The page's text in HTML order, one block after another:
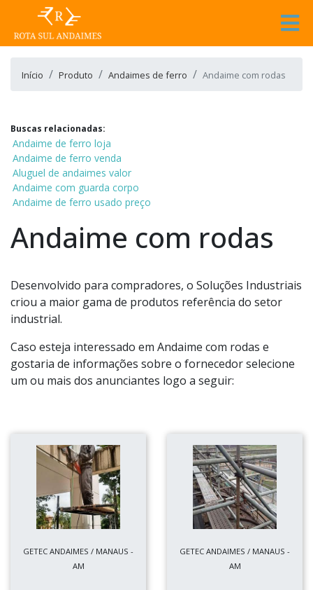
Início Produto Andaimes de ferro Andaime com rodas
Buscas relacionadas:
Andaime de ferro loja
Andaime de ferro venda
Aluguel de andaimes valor
Andaime com guarda corpo
Andaime de ferro usado preço
Andaime com rodas
Desenvolvido para compradores, o Soluções Industriais
criou a maior gama de produtos referência do setor
industrial.
Caso esteja interessado em Andaime com rodas e
gostaria de informações sobre o fornecedor selecione
um ou mais dos anunciantes logo a seguir:
GETEC ANDAIMES / MANAUS -
AM
GETEC ANDAIMES / MANAUS -
AM